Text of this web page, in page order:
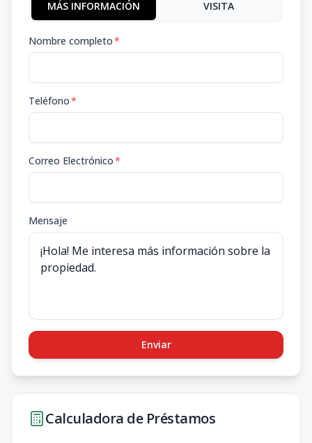
MÁS INFORMACIÓN VISITA
Nombre completo*
Teléfono*
Correo Electrónico*
Mensaje
Enviar
Calculadora de Préstamos